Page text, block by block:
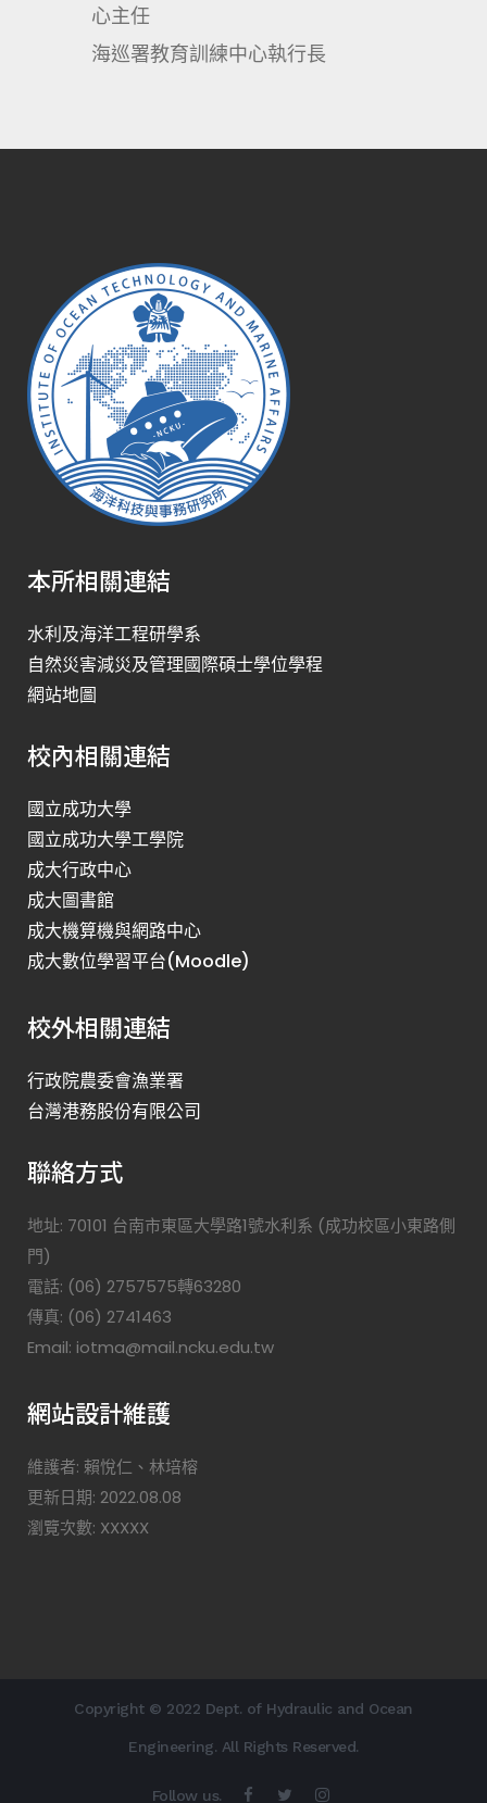
心主任
海巡署教育訓練中心執行長
本所相關連結
水利及海洋工程研學系
自然災害減災及管理國際碩士學位學程
網站地圖
校內相關連結
國立成功大學
國立成功大學工學院
成大行政中心
成大圖書館
成大機算機與網路中心
成大數位學習平台(Moodle)
校外相關連結
行政院農委會漁業署
台灣港務股份有限公司
聯絡方式
地址: 70101 台南市東區大學路1號水利系 (成功校區小東路側
門)
電話: (06) 2757575轉63280
傳真: (06) 2741463
Email: iotma@mail.ncku.edu.tw
網站設計維護
維護者: 賴悅仁、林培榕
更新日期: 2022.08.08
瀏覽次數: XXXXX
Copyright © 2022 Dept. of Hydraulic and Ocean
Engineering. All Rights Reserved.
Follow us.